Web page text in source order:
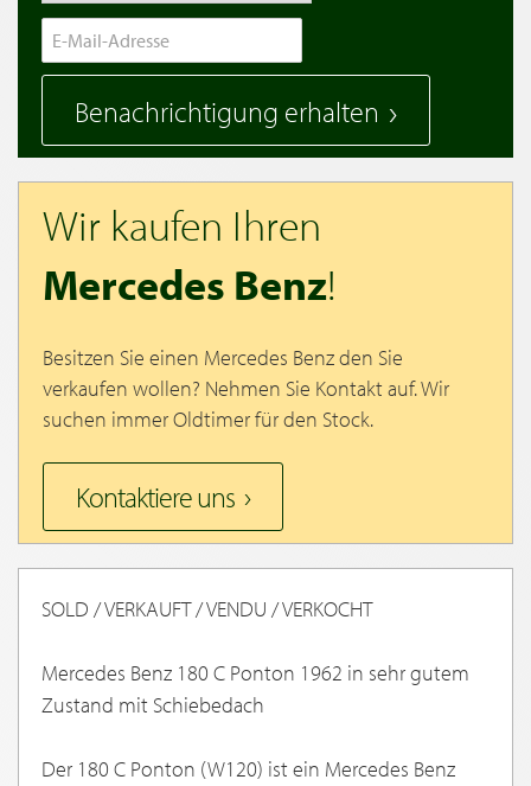
Benachrichtigung erhalten
Wir kaufen Ihren
Mercedes Benz!
Besitzen Sie einen Mercedes Benz den Sie
verkaufen wollen? Nehmen Sie Kontakt auf. Wir
suchen immer Oldtimer für den Stock.
Kontaktiere uns
SOLD / VERKAUFT / VENDU / VERKOCHT
Mercedes Benz 180 C Ponton 1962 in sehr gutem
Zustand mit Schiebedach
Der 180 C Ponton (W120) ist ein Mercedes Benz